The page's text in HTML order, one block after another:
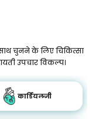
चुनने के लिए चिकित्सा
उपचार विकल्प।
कार्डियलजी